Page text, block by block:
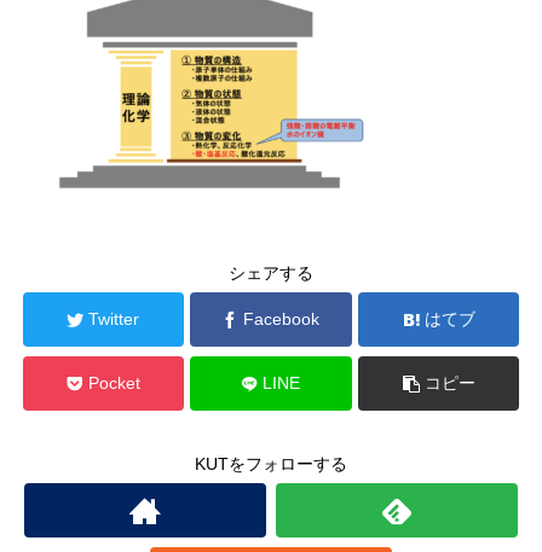
シェアする
Twitter Facebook はてブ
Pocket LINE コピー
KUTをフォローする